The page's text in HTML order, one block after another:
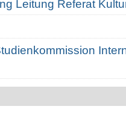
Leitung Referat